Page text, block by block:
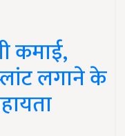
कमाई,
लगाने के